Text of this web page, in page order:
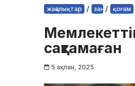
жаңалықтар / заң / қоғам
сақтамаған
5 ақпан, 2025